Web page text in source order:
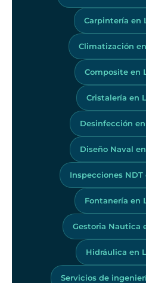
Carpintería en
Climatización
Composite en
Cristalería en
Desinfección
Diseño Naval
Inspecciones NDT
Fontanería en
Gestoria Nautica
Hidráulica en
Servicios de